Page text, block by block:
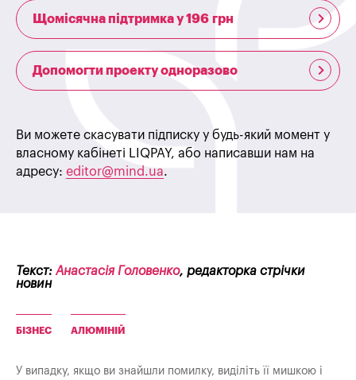
Щомісячна підтримка у 196 грн
Допомогти проекту одноразово
Ви можете скасувати підписку у будь-який момент у
власному кабінеті LIQPAY, або написавши нам на
адресу: editor@mind.ua.
Текст:Анастасія Головенко, редакторка стрічки
новин
БІЗНЕС АЛЮМІНІЙ
У випадку, якщо ви знайшли помилку, виділіть її мишкою і